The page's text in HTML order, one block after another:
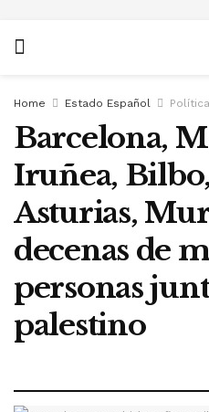
Home Estado Español Política
Barcelona,
Iruñea,
Asturias,
decenas de
personas
palestino